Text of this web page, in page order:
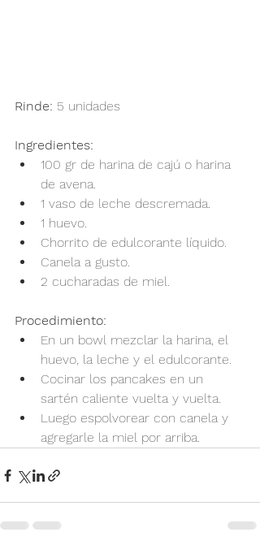
Rinde: 5 unidades
Ingredientes:
100 gr de harina de cajú o harina
de avena.
1 vaso de leche descremada.
1 huevo.
Chorrito de edulcorante líquido.
Canela a gusto.
2 cucharadas de miel.
Procedimiento:
En un bowl mezclar la harina, el
huevo, la leche y el edulcorante.
Cocinar los pancakes en un
sartén caliente vuelta y vuelta.
Luego espolvorear con canela y
agregarle la miel por arriba.